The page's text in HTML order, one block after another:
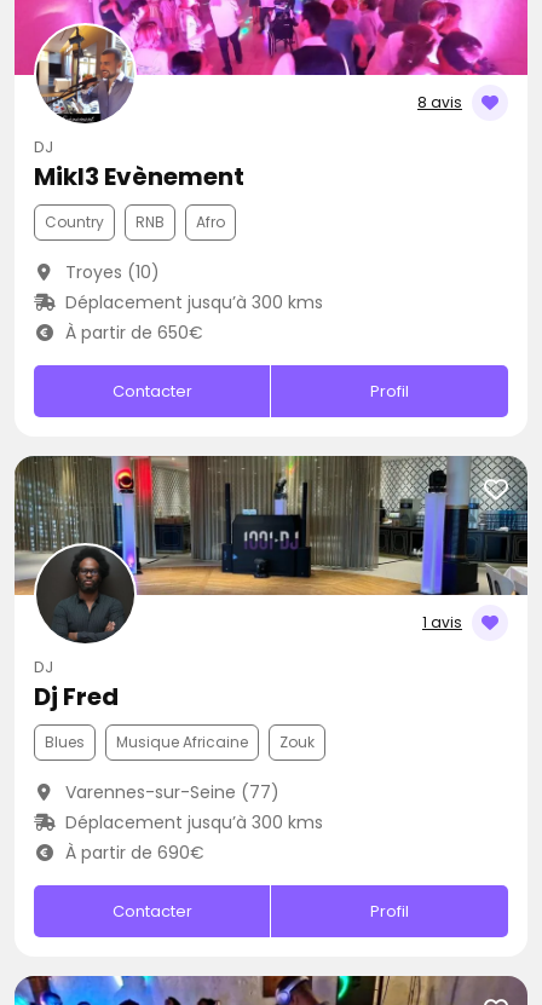
8 avis
DJ
Mikl3 Evènement
Country RNB Afro
Troyes (10)
Déplacement jusqu’à 300 kms
À partir de 650€
Contacter Profil
1 avis
DJ
Dj Fred
Blues Musique Africaine Zouk
Varennes-sur-Seine (77)
Déplacement jusqu’à 300 kms
À partir de 690€
Contacter Profil